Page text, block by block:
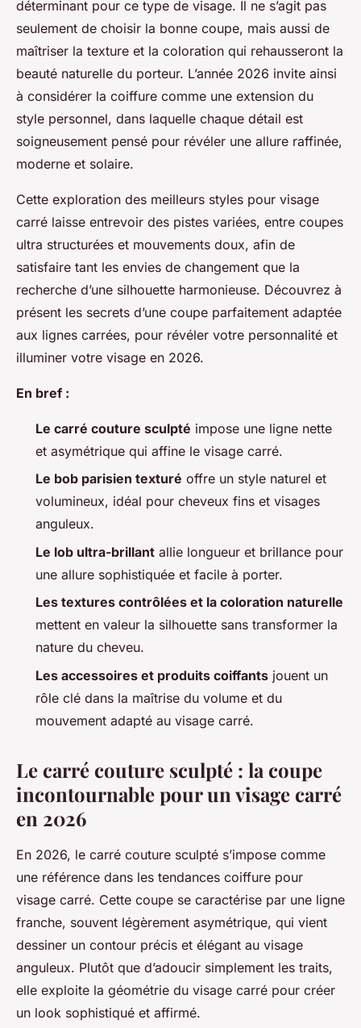
déterminant pour ce type de visage. Il ne s’agit pas
seulement de choisir la bonne coupe, mais aussi de
maîtriser la texture et la coloration qui rehausseront la
beauté naturelle du porteur. L’année 2026 invite ainsi
à considérer la coiffure comme une extension du
style personnel, dans laquelle chaque détail est
soigneusement pensé pour révéler une allure raffinée,
moderne et solaire.
Cette exploration des meilleurs styles pour visage
carré laisse entrevoir des pistes variées, entre coupes
ultra structurées et mouvements doux, afin de
satisfaire tant les envies de changement que la
recherche d’une silhouette harmonieuse. Découvrez à
présent les secrets d’une coupe parfaitement adaptée
aux lignes carrées, pour révéler votre personnalité et
illuminer votre visage en 2026.
En bref :
Le carré couture sculpté impose une ligne nette
et asymétrique qui affine le visage carré.
Le bob parisien texturé offre un style naturel et
volumineux, idéal pour cheveux fins et visages
anguleux.
Le lob ultra-brillant allie longueur et brillance pour
une allure sophistiquée et facile à porter.
Les textures contrôlées et la coloration naturelle
mettent en valeur la silhouette sans transformer la
nature du cheveu.
Les accessoires et produits coiffants jouent un
rôle clé dans la maîtrise du volume et du
mouvement adapté au visage carré.
Le carré couture sculpté : la coupe
incontournable pour un visage carré
en 2026
En 2026, le carré couture sculpté s’impose comme
une référence dans les tendances coiffure pour
visage carré. Cette coupe se caractérise par une ligne
franche, souvent légèrement asymétrique, qui vient
dessiner un contour précis et élégant au visage
anguleux. Plutôt que d’adoucir simplement les traits,
elle exploite la géométrie du visage carré pour créer
un look sophistiqué et affirmé.